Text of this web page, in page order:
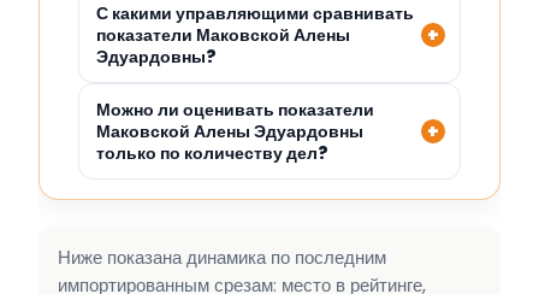
С какими управляющими сравнивать
показатели Маковской Алены
Эдуардовны?
Можно ли оценивать показатели
Маковской Алены Эдуардовны
только по количеству дел?
Ниже показана динамика по последним
импортированным срезам: место в рейтинге,